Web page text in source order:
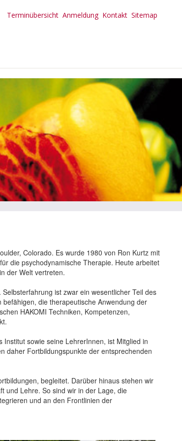
Terminübersicht Anmeldung Kontakt Sitemap
Colorado. Es wurde 1980 von Ron Kurtz mit
die psychodynamische Therapie. Heute arbeitet
der Welt vertreten.
ist zwar ein wesentlicher Teil des
die therapeutische Anwendung der
HAKOMI Techniken, Kompetenzen,
sowie seine LehrerInnen, ist Mitglied in
daher Fortbildungspunkte der entsprechenden
begleitet. Darüber hinaus stehen wir
und Lehre. So sind wir in der Lage, die
und an den Frontlinien der